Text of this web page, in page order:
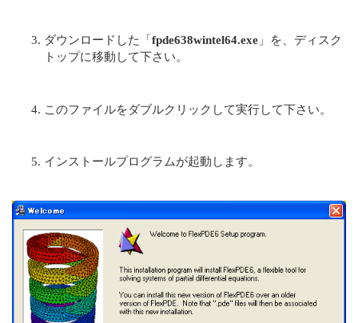
ダウンロードした「fpde638wintel64.exe 」を、ディスク
トップに移動して下さい。
このファイルをダブルクリックして実行して下さい。
インストールプログラムが起動します。